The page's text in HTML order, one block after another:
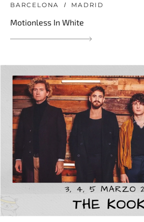
BARCELONA MADRID
Motionless In White